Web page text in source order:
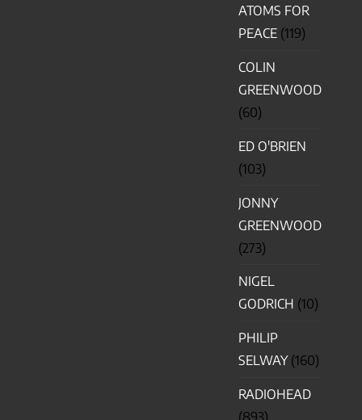
ATOMS FOR
PEACE (119)
COLIN
GREENWOOD
(60)
ED O'BRIEN
(103)
JONNY
GREENWOOD
(273)
NIGEL
GODRICH (10)
PHILIP
SELWAY(160)
RADIOHEAD
(893)